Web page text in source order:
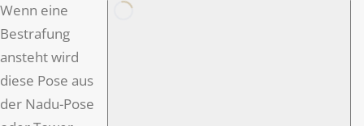
Wenn eine
Bestrafung
ansteht wird
diese Pose aus
der Nadu-Pose